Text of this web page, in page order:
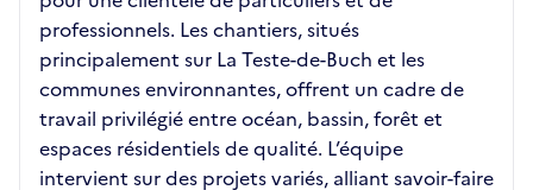
professionnels. Les chantiers, situés
principalement sur La Teste-de-Buch et les
communes environnantes, offrent un cadre de
travail privilégié entre océan, bassin, forêt et
espaces résidentiels de qualité. L’équipe
intervient sur des projets variés, alliant savoir-faire